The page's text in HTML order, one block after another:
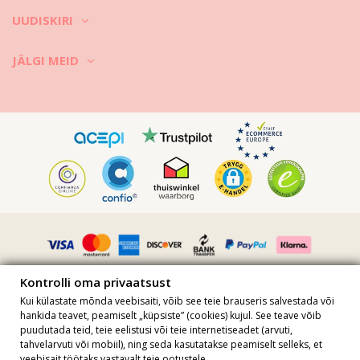
Vimeo ID: 315624090
UUDISKIRI
JÄLGI MEID
Kõik hinnad sisaldavad käibemaksu · KMKR nr FR36509778270 · Kõik
õigused kaitstud ©2023 Brazilian Bikini Shop
Kontrolli oma privaatsust
Kui külastate mõnda veebisaiti, võib see teie brauseris salvestada või
hankida teavet, peamiselt „küpsiste” (cookies) kujul. See teave võib
puudutada teid, teie eelistusi või teie internetiseadet (arvuti,
tahvelarvuti või mobiil), ning seda kasutatakse peamiselt selleks, et